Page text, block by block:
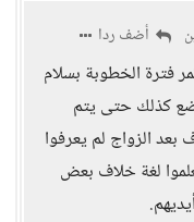
أضف ردا
فترة الخطوبة بسلام
كذلك حتى يتم
الزواج لم يعرفوا
لغة خلاف بعض